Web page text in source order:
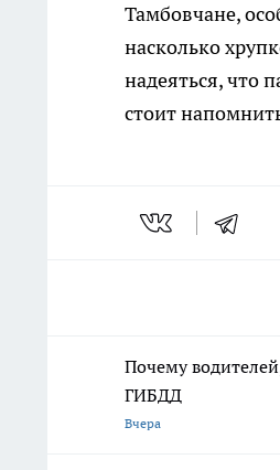
Тамбовчане,
насколько
надеяться, что
стоит
Почему
ГИБДД
Вчера